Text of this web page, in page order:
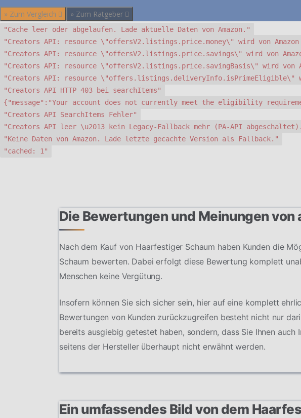
» Zum Vergleich » Zum Ratgeber
"Cache leer oder abgelaufen. Lade aktuelle Daten von Amazon."
"Creators API: resource \"offersV2.listings.price.money\" wird von
"Creators API: resource \"offersV2.listings.price.savings\" wird von
"Creators API: resource \"offersV2.listings.price.savingBasis\" wird von
"Creators API: resource \"offers.listings.deliveryInfo.isPrimeEligible\"
"Creators API HTTP 403 bei searchItems"
{"message":"Your account does not currently meet the eligibility
"Creators API SearchItems Fehler"
"Creators API leer \u2013 kein Legacy-Fallback mehr (PA-API
"Keine Daten von Amazon. Lade letzte gecachte Version als Fallback."
"cached: 1"
Die Bewertungen und Meinungen von
Nach dem Kauf von Haarfestiger Schaum haben Kunden die
Schaum bewerten. Dabei erfolgt diese Bewertung komplett
Menschen keine Vergütung.
Insofern können Sie sich sicher sein, hier auf eine komplett
Bewertungen von Kunden zurückzugreifen besteht nicht nur
bereits ausgiebig getestet haben, sondern, dass Sie Ihnen
seitens der Hersteller überhaupt nicht erwähnt werden.
Ein umfassendes Bild von dem